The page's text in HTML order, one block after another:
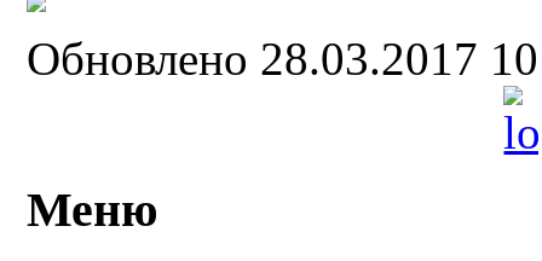
Обновлено 28.03.2017
Меню